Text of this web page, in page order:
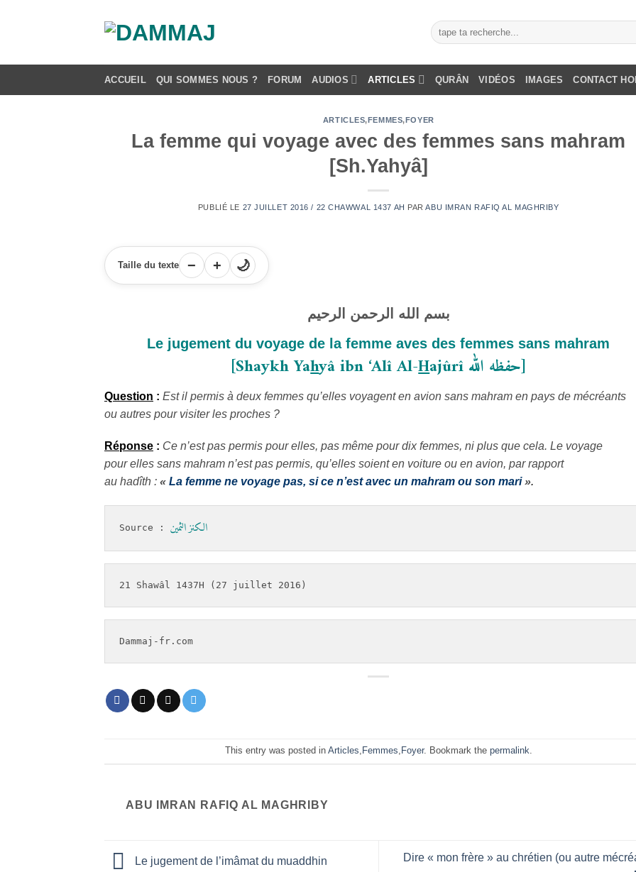
ACCUEIL QUI SOMMES NOUS ? FORUM AUDIOS ARTICLES QURÂN VIDÉOS IMAGES CONTACT
ARTICLES,FEMMES,FOYER
La femme qui voyage avec des femmes sans mahram
[Sh.Yahyâ]
PUBLIÉ LE 27 JUILLET 2016 / 22 CHAWWAL 1437 AH PARABU IMRAN RAFIQ AL MAGHRIBY
Taille du texte − + 🌙
بسم الله الرحمن الرحيم
Le jugement du voyage de la femme aves des femmes sans mahram
[Shaykh Yahyâ ibn ‘Alî Al-Hajûrîحفظه الله]
Question : Est il permis à deux femmes qu’elles voyagent en avion sans mahram en pays de mécréants
ou autres pour visiter les proches ?
Réponse : Ce n’est pas permis pour elles, pas même pour dix femmes, ni plus que cela. Le voyage
pour elles sans mahram n’est pas permis, qu’elles soient en voiture ou en avion, par rapport
au hadîth : « La femme ne voyage pas, si ce n’est avec un mahram ou son mari».
Source : الكنز الثمين
21 Shawâl 1437H (27 juillet 2016)
Dammaj-fr.com
This entry was posted in Articles, Femmes, Foyer. Bookmark the permalink.
ABU IMRAN RAFIQ AL MAGHRIBY
Le jugement de l’imâmat du muaddhin
Dire « mon frère » au chrétien (ou autre